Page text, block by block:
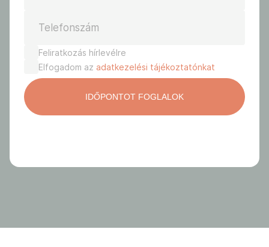
Telefonszám
Feliratkozás hírlevélre
Elfogadom az adatkezelési tájékoztatónkat